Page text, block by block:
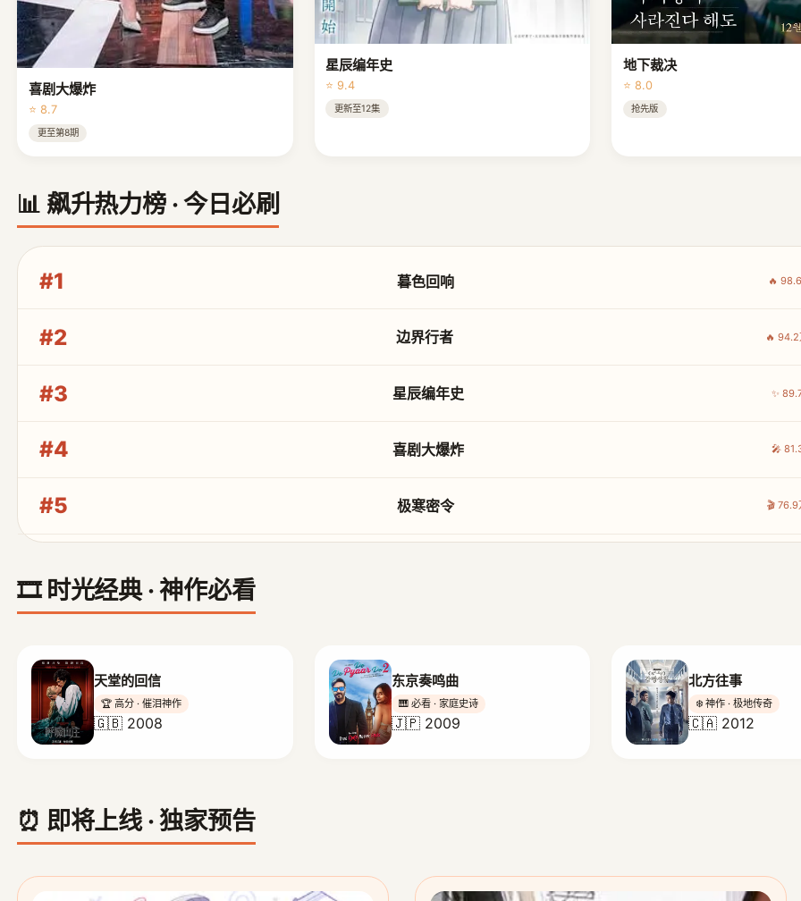
喜剧大爆炸
⭐ 8.7
更至第8期
星辰编年史
⭐ 9.4
更新至12集
地下裁决
⭐ 8.0
抢先版
📊 飙升热力榜 · 今日必刷
#1 暮色回响 🔥
#2 边界行者 🔥
#3 星辰编年史 ✨
#4 喜剧大爆炸 🎤
#5 极寒密令 🎬 76.9
🎞️ 时光经典 · 神作必看
天堂的回信
🏆 高分 · 催泪神作
🇬🇧 2008
东京奏鸣曲
🎹 必看 · 家庭史诗
🇯🇵 2009
北方往事
❄️ 神作 · 极地传奇
🇨🇦 2012
⏰ 即将上线 · 独家预告